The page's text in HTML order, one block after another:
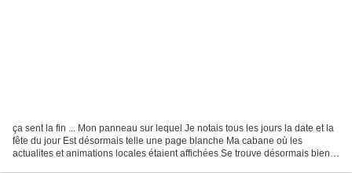
ça sent la fin ... Mon panneau sur lequel Je notais tous les jours la date et la
fête du jour Est désormais telle une page blanche Ma cabane où les
actualites et animations locales étaient affichées Se trouve désormais bien